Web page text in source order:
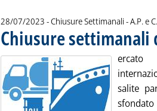
28/07/2023 - Chiusure Settimanali -di:
A.P. e
Chiusure
ercato
salite